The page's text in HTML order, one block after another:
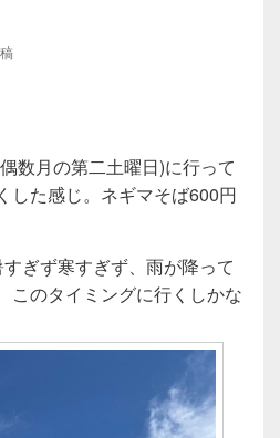
数月の第二土曜日)に行って
した感じ。ネギマそば600円
ぎず寒すぎず、雨が降って
このタイミングに行くしかな